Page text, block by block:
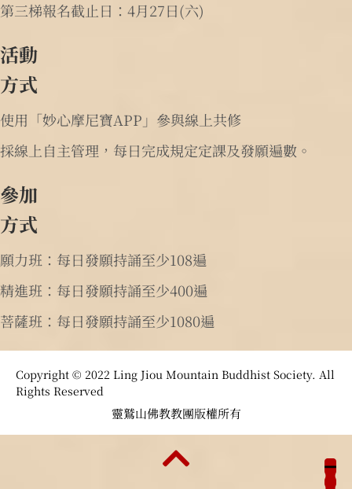
第三梯報名截止日：4月27日(六)
活動
方式
使用「妙心摩尼寶APP」參與線上共修
採線上自主管理，每日完成規定定課及發願遍數。
參加
方式
願力班：每日發願持誦至少108遍
精進班：每日發願持誦至少400遍
菩薩班：每日發願持誦至少1080遍
Copyright © 2022 Ling Jiou Mountain Buddhist Society. All
Rights Reserved
靈鷲山佛教教團版權所有